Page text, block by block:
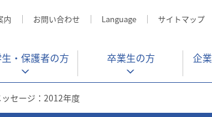
内 お問い合わせ Language サイトマップ
・ 保護者の方 卒業生の方 企
セージ：2012年度